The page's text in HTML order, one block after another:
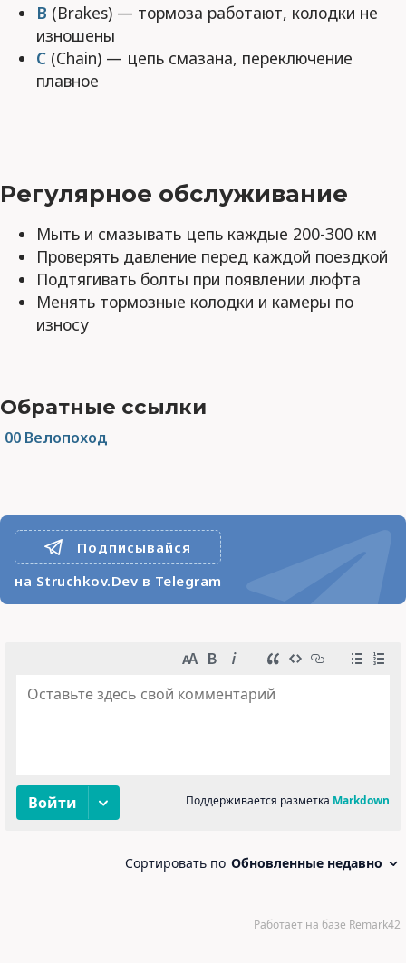
B (Brakes) — тормоза работают, колодки не
изношены
C (Chain) — цепь смазана, переключение
плавное
Регулярное обслуживание
Мыть и смазывать цепь каждые 200-300 км
Проверять давление перед каждой поездкой
Подтягивать болты при появлении люфта
Менять тормозные колодки и камеры по
износу
Обратные ссылки
00 Велопоход
Подписывайся
на Struchkov.Dev в Telegram